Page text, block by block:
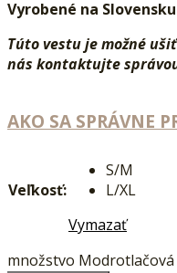
Vyrobené na
Túto vestu je možné
nás kontaktujte
AKO SA SPRÁVNE
Veľkosť:
S/M
L/XL
Vymazať
množstvo Modrotlačová